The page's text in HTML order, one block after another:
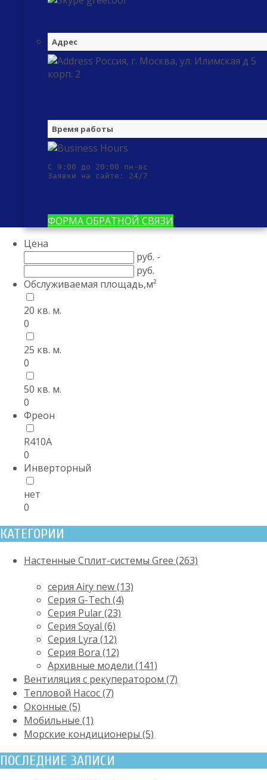
Адрес
Россия, г. Москва, ул. Илимская д 5
корп. 2
Время работы
С 9:00 до 20:00 пн-вс
Заявки на сайте: 24/7
ФОРМА ОБРАТНОЙ СВЯЗИ
Цена
руб. -
руб.
Обслуживаемая площадь,м²
20 кв. м.
0
25 кв. м.
0
50 кв. м.
0
Фреон
R410А
0
Инверторный
нет
0
КАТЕГОРИИ
Настенные Сплит-системы Gree (263)
серия Airy new (13)
Серия G-Tech (4)
Серия Pular (23)
Cерия Soyal (6)
Серия Lyra (12)
Серия Bora (12)
Архивные модели (141)
Вентиляция с рекуператором (7)
Тепловой Насос (7)
Оконные (5)
Мобильные (1)
Морские кондиционеры (5)
ПОСЛЕДНИЕ ЗАПИСИ